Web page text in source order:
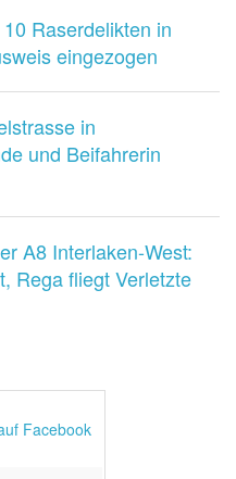
Raserdelikten in
eingezogen
in
und Beifahrerin
A8 Interlaken-West:
Rega fliegt Verletzte
Facebook